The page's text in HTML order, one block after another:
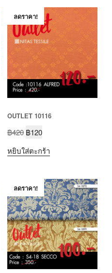
ลดราคา!
OUTLET 10116
฿420 ฿120
หยิบใส่ตะกร้า
ลดราคา!